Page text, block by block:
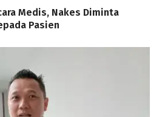
Medis, Nakes Diminta
Pasien